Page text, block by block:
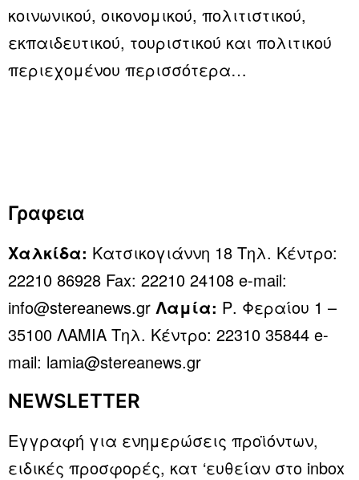
κοινωνικού, οικονομικού, πολιτιστικού,
εκπαιδευτικού, τουριστικού και πολιτικού
περιεχομένου περισσότερα…
Γραφεια
Χαλκίδα: Κατσικογιάννη 18 Τηλ. Κέντρο:
22210 86928 Fax: 22210 24108 e-mail:
info@stereanews.gr Λαμία: Ρ. Φεραίου 1 –
35100 ΛΑΜΙΑ Τηλ. Κέντρο: 22310 35844 e-
mail: lamia@stereanews.gr
NEWSLETTER
Εγγραφή για ενημερώσεις προϊόντων,
ειδικές προσφορές, κατ ‘ευθείαν στο inbox